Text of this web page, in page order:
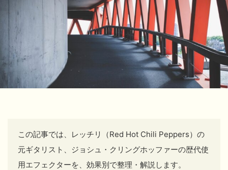
この記事では、
レッチリ（Red Hot Chili Peppers）の
元ギタリスト、ジョシュ・クリングホッファーの歴代使
用エフェクターを、効果別で整理・解説します。